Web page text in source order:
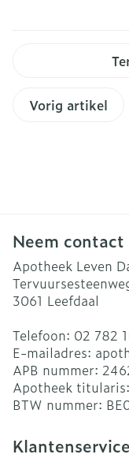
Vorig artikel
Neem
Apotheek Leven
3061 Leefdaal
Telefoon: 02 782
E-mailadres:
APB nummer:
Apotheek titularis:
BTW nummer:
Klantenservice